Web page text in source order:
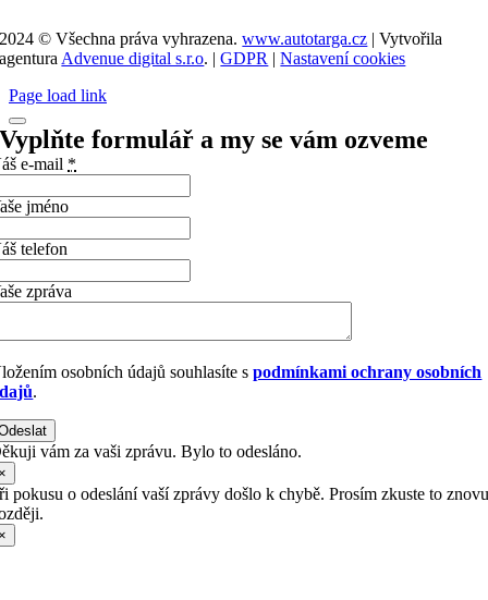
2024 © Všechna práva vyhrazena.www.autotarga.cz | Vytvořila
agentura Advenue digital s.r.o. |GDPR |Nastavení cookies
Page load link
Vyplňte formulář a my se vám ozveme
e-mail *
jméno
telefon
zpráva
osobních údajů souhlasíte spodmínkami ochrany osobních
.
vám za vaši zprávu. Bylo to odesláno.
pokusu o odeslání vaší zprávy došlo k chybě. Prosím zkuste to